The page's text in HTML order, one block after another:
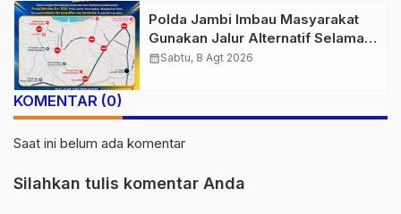
Polda Jambi Imbau Masyarakat
Gunakan Jalur Alternatif Selama
Pelaksanaan Presisi Merdeka Run
calendar_monthSabtu, 8 Agt 2026
KOMENTAR (0)
Saat ini belum ada komentar
Silahkan tulis komentar Anda